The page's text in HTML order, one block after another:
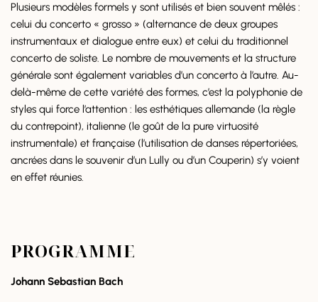
Plusieurs modèles formels y sont utilisés et bien souvent mêlés :
celui du concerto « grosso » (alternance de deux groupes
instrumentaux et dialogue entre eux) et celui du traditionnel
concerto de soliste. Le nombre de mouvements et la structure
générale sont également variables d’un concerto à l’autre. Au-
delà-même de cette variété des formes, c’est la polyphonie de
styles qui force l’attention : les esthétiques allemande (la règle
du contrepoint), italienne (le goût de la pure virtuosité
instrumentale) et française (l’utilisation de danses répertoriées,
ancrées dans le souvenir d’un Lully ou d’un Couperin) s’y voient
en effet réunies.
PROGRAMME
Johann Sebastian Bach